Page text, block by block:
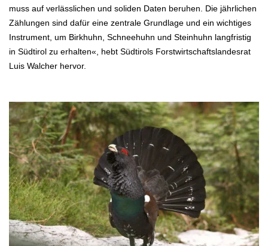
muss auf verlässlichen und soliden Daten beruhen. Die jährlichen
Zählungen sind dafür eine zentrale Grundlage und ein wichtiges
Instrument, um Birkhuhn, Schneehuhn und Steinhuhn langfristig
in Südtirol zu erhalten«, hebt Südtirols Forstwirtschaftslandesrat
Luis Walcher hervor.